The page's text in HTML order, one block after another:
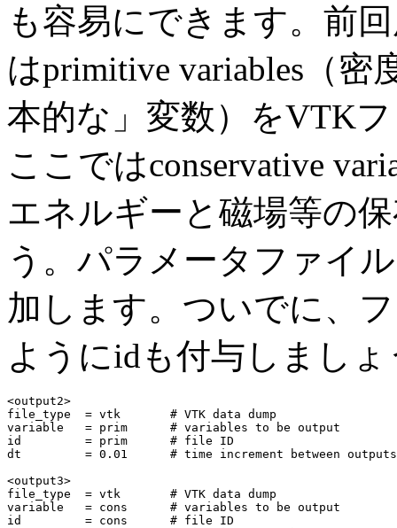
も容易にできます。前
はprimitive variables（
本的な」変数）をVTK
ここではconservative
エネルギーと磁場等の
う。パラメータファイ
加します。ついでに、
ようにidも付与しましょ
<output2>
file_type  = vtk       # VTK data dump
variable   = prim      # variables to be output
id         = prim      # file ID
dt         = 0.01      # time increment between outputs
<output3>
file_type  = vtk       # VTK data dump
variable   = cons      # variables to be output
id         = cons      # file ID